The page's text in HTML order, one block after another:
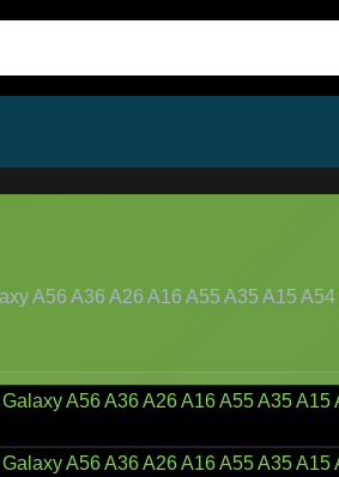
A56 A36 A26 A16 A55 A35 A15